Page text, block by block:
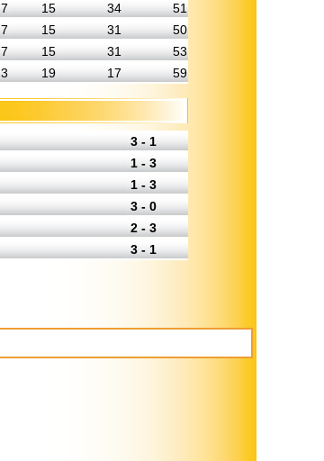
7 15 34
51
7 15 31
50
7 15 31
53
3 19 17 59
3 - 1
1 - 3
1 - 3
3 - 0
2 - 3
3 - 1